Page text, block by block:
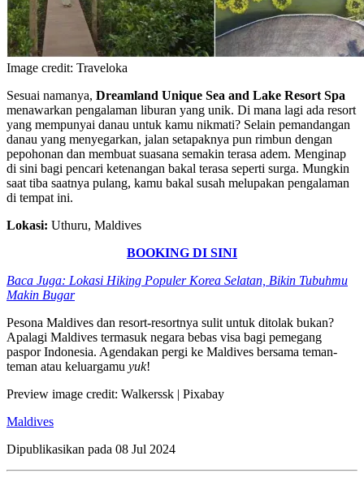
Image credit: Traveloka
Sesuai namanya, Dreamland Unique Sea and Lake Resort Spa
menawarkan pengalaman liburan yang unik. Di mana lagi ada resort
yang mempunyai danau untuk kamu nikmati? Selain pemandangan
danau yang menyegarkan, jalan setapaknya pun rimbun dengan
pepohonan dan membuat suasana semakin terasa adem. Menginap
di sini bagi pencari ketenangan bakal terasa seperti surga. Mungkin
saat tiba saatnya pulang, kamu bakal susah melupakan pengalaman
di tempat ini.
Lokasi: Uthuru, Maldives
BOOKING DI SINI
Baca Juga: Lokasi Hiking Populer Korea Selatan, Bikin Tubuhmu
Makin Bugar
Pesona Maldives dan resort-resortnya sulit untuk ditolak bukan?
Apalagi Maldives termasuk negara bebas visa bagi pemegang
paspor Indonesia. Agendakan pergi ke Maldives bersama teman-
teman atau keluargamu yuk!
Preview image credit: Walkerssk | Pixabay
Maldives
Dipublikasikan pada 08 Jul 2024